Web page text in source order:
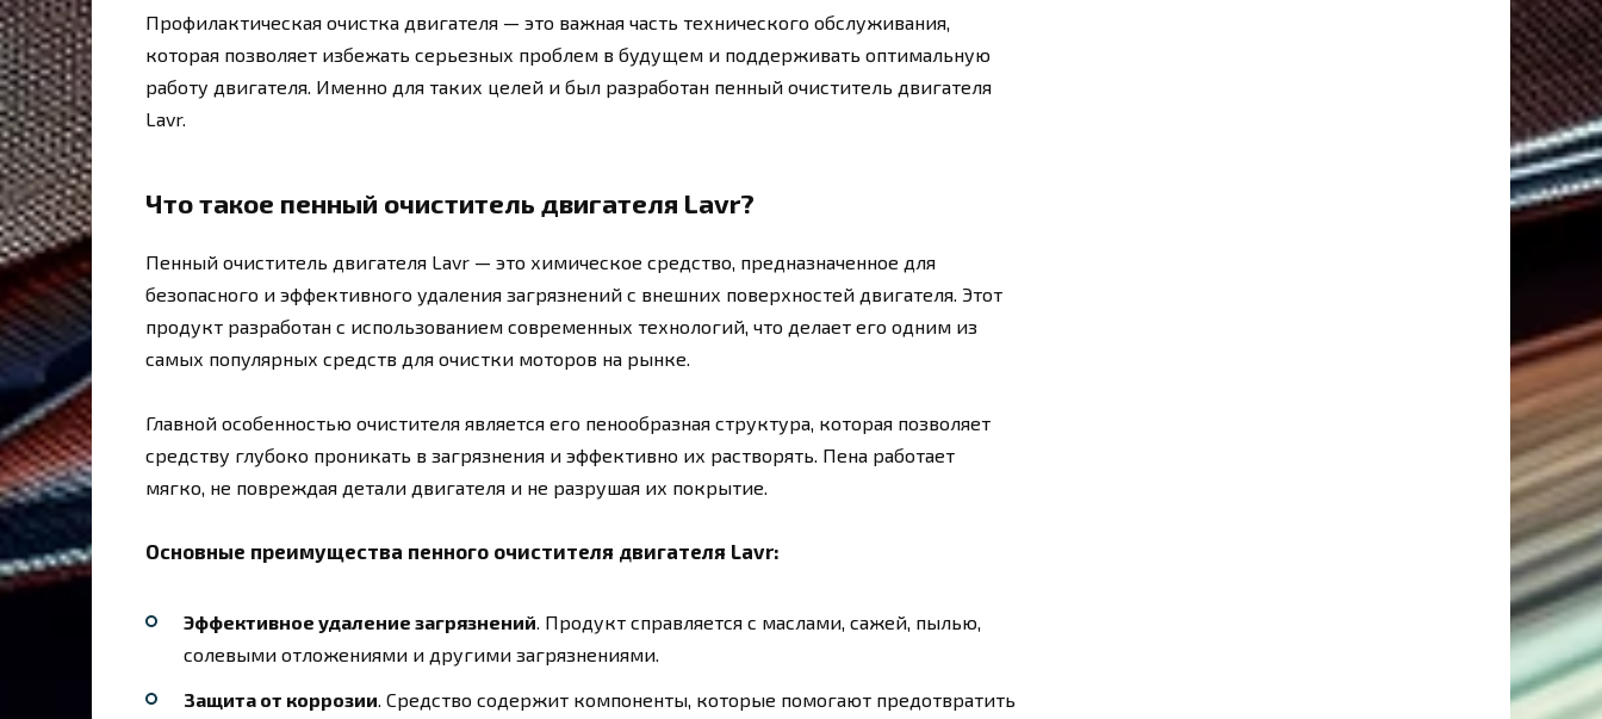
Профилактическая очистка двигателя — это важная часть технического обслуживания,
которая позволяет избежать серьезных проблем в будущем и поддерживать оптимальную
работу двигателя. Именно для таких целей и был разработан пенный очиститель двигателя
Lavr.
Что такое пенный очиститель двигателя Lavr?
Пенный очиститель двигателя Lavr — это химическое средство, предназначенное для
безопасного и эффективного удаления загрязнений с внешних поверхностей двигателя. Этот
продукт разработан с использованием современных технологий, что делает его одним из
самых популярных средств для очистки моторов на рынке.
Главной особенностью очистителя является его пенообразная структура, которая позволяет
средству глубоко проникать в загрязнения и эффективно их растворять. Пена работает
мягко, не повреждая детали двигателя и не разрушая их покрытие.
Основные преимущества пенного очистителя двигателя Lavr:
Эффективное удаление загрязнений. Продукт справляется с маслами, сажей, пылью,
солевыми отложениями и другими загрязнениями.
Защита от коррозии. Средство содержит компоненты, которые помогают предотвратить